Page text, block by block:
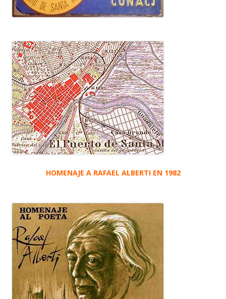
HOMENAJE A RAFAEL ALBERTI EN 1982